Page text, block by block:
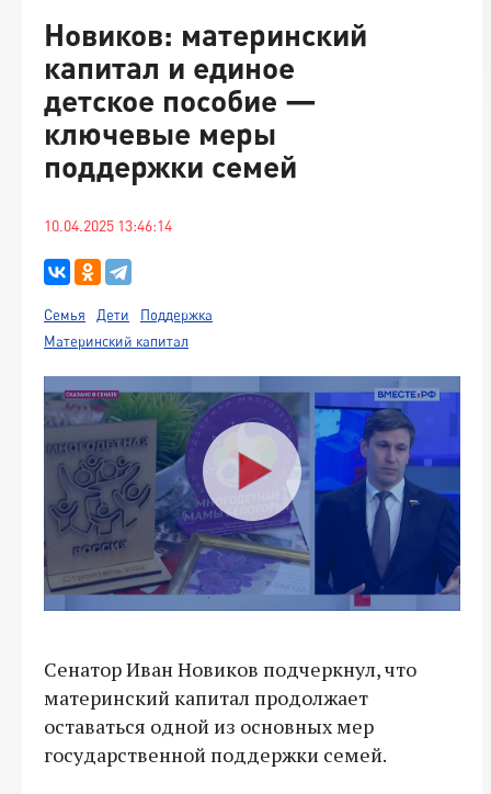
Новиков: материнский
капитал и единое
детское пособие —
ключевые меры
поддержки семей
10.04.2025 13:46:14
Семья Дети
Поддержка
Материнский капитал
Сенатор Иван Новиков подчеркнул, что
материнский капитал продолжает
оставаться одной из основных мер
государственной поддержки семей.